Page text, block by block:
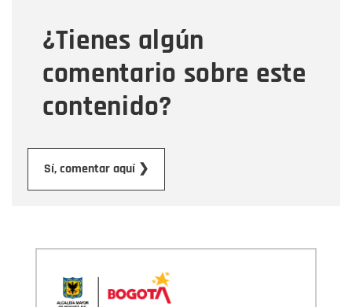
¿Tienes algún
comentario sobre este
contenido?
Sí, comentar aquí ❯
Mensaje